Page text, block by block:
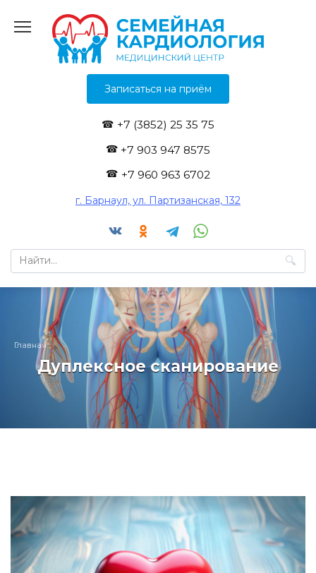
содержанию
Записаться на приём
+7 (3852) 25 35 75
+7 903 947 8575
+7 960 963 6702
г. Барнаул, ул. Партизанская, 132
Search
for:
Главная
Дуплексное сканирование